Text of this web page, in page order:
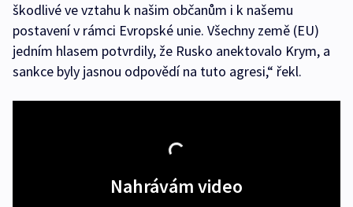
škodlivé ve vztahu k našim občanům i k našemu
postavení v rámci Evropské unie. Všechny země (EU)
jedním hlasem potvrdily, že Rusko anektovalo Krym, a
sankce byly jasnou odpovědí na tuto agresi,“ řekl.
Nahrávám video